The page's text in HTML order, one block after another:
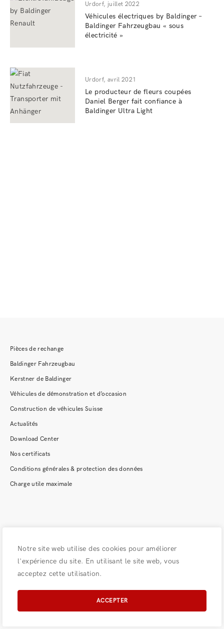
Urdorf, juillet 2022
Véhicules électriques by Baldinger –
Baldinger Fahrzeugbau « sous
électricité »
Urdorf, avril 2021
Le producteur de fleurs coupées
Daniel Berger fait confiance à
Baldinger Ultra Light
Notre site web utilise des cookies pour améliorer
l'expérience du site. En utilisant le site web, vous
acceptez cette utilisation.
ACCEPTER
Pièces de rechange
Baldinger Fahrzeugbau
Kerstner de Baldinger
Véhicules de démonstration et d’occasion
Construction de véhicules Suisse
Actualités
Download Center
Nos certificats
Conditions générales & protection des données
Charge utile maximale